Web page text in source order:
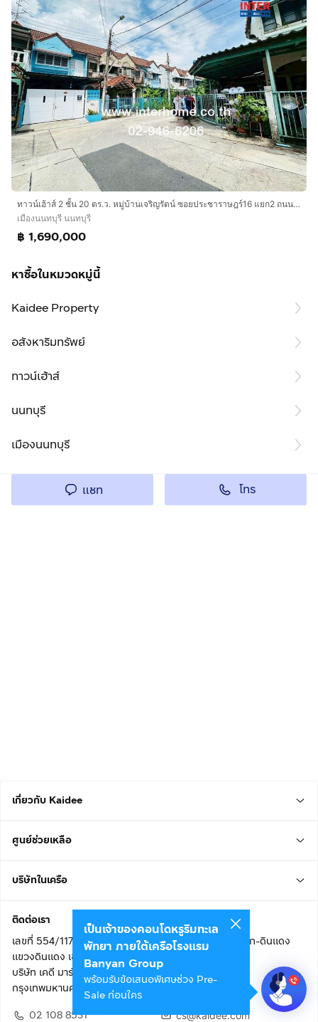
ทาวน์เฮ้าส์ 2 ชั้น 20 ตร.ว. หมู่บ้านเจริญรัตน์ ซอยประชาราษฎร์16 แยก2 ถนนนครอินทร์ ถนนประชาราษฎร์ เมืองนนทบุรี นนทบุรี
เมืองนนทบุรี นนทบุรี
฿ 1,690,000
หาซื้อในหมวดหมู่นี้
Kaidee Property
อสังหาริมทรัพย์
ทาวน์เฮ้าส์
นนทบุรี
เมืองนนทบุรี
แชท โทร
เกี่ยวกับ Kaidee
ศูนย์ช่วยเหลือ
บริษัทในเครือ
ติดต่อเรา
เลขที่ 554/117 อาคารสกายไนน์ เซ็นเตอร์ ชั้น 22 ถนนอโศก-ดินแดง
แขวงดินแดง เขตดินแดง
บริษัท เคดี มาร์เก็ตเพลส จำกัด (สำนักงานใหญ่)
กรุงเทพมหานคร 10400
02 108 8531
cs@kaidee.com
เป็นเจ้าของคอนโดหรูริมทะเล
พัทยา ภายใต้เครือโรงแรม
Banyan Group
พร้อมรับข้อเสนอพิเศษช่วง Pre-
Sale ก่อนใคร